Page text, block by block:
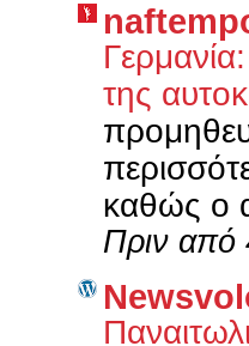
της
καθώς ο
Πριν από